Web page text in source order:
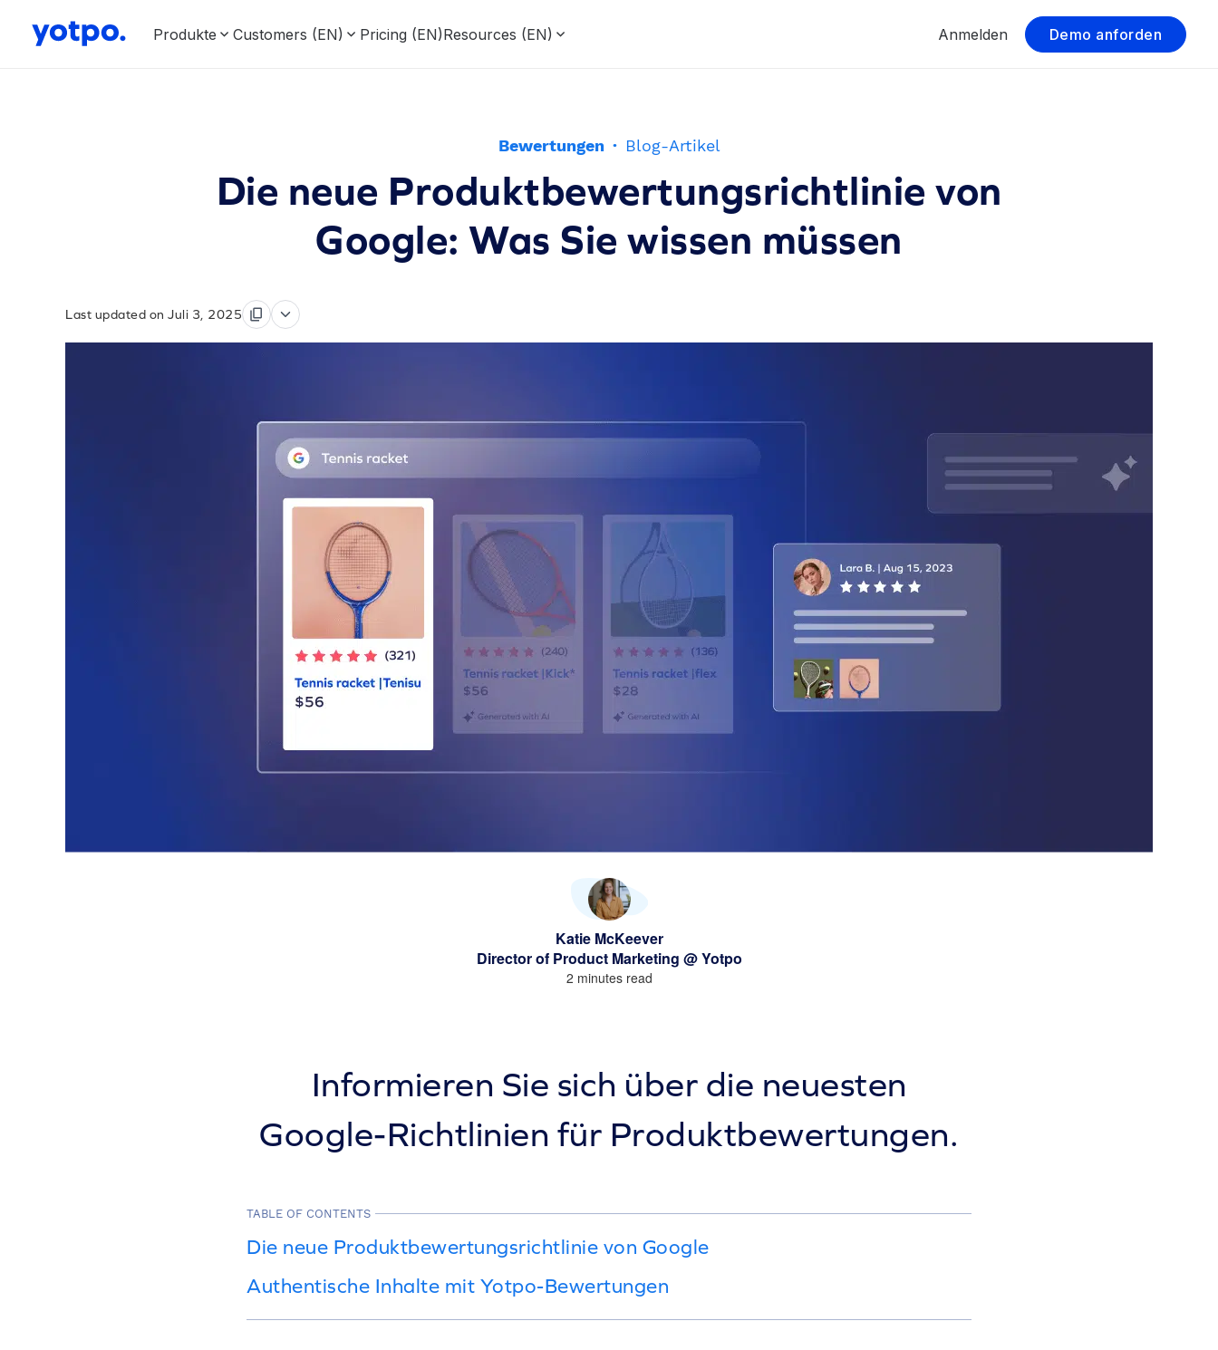
Produkte Customers (EN) Pricing (EN)Resources (EN) Anmelden Demo anforden
Bewertungen · Blog-Artikel
Die neue Produktbewertungsrichtlinie von
Google: Was Sie wissen müssen
Last updated on Juli 3, 2025
Katie McKeever
Director of Product Marketing @ Yotpo
2 minutes read
Informieren Sie sich über die neuesten
Google-Richtlinien für Produktbewertungen.
TABLE OF CONTENTS
Die neue Produktbewertungsrichtlinie von Google
Authentische Inhalte mit Yotpo-Bewertungen